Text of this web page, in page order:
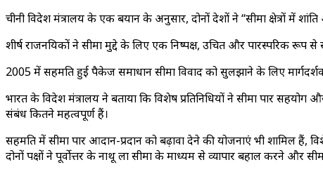
चीनी विदेश मंत्रालय के एक बयान के अनुसार, दोनों देशों ने “सीमा क्षेत्रों में
शीर्ष राजनयिकों ने सीमा मुद्दे के लिए एक निष्पक्ष, उचित और पारस्परिक रूप
2005 में सहमति हुई पैकेज समाधान सीमा विवाद को सुलझाने के लिए
भारत के विदेश मंत्रालय ने बताया कि विशेष प्रतिनिधियों ने सीमा पार
संबंध कितने महत्वपूर्ण हैं।
सहमति में सीमा पार आदान-प्रदान को बढ़ावा देने की योजनाएं भी शामिल
दोनों पक्षों ने पूर्वोत्तर के नाथू ला सीमा के माध्यम से व्यापार बहाल करने